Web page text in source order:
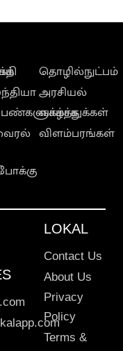
தொழில்நுட்பம்
அரசியல்
வாழ்த்துக்கள்
விளம்பரங்கள்
LOKAL
Contact Us
About Us
Privacy
Policy
Terms &